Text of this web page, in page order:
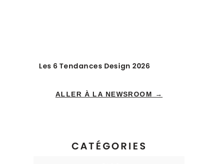
Les 6 Tendances Design 2026
ALLER À LA NEWSROOM →
CATÉGORIES